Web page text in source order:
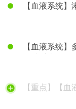
【血液系统】
【血液系统
【重点】【